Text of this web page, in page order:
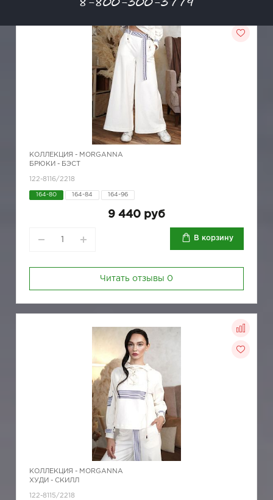
КОЛЛЕКЦИЯ - MORGANNA
БРЮКИ - БЭСТ
122-8116/2218
164-80 164-84 164-96
9 440 руб
В корзину
Читать отзывы 0
КОЛЛЕКЦИЯ - MORGANNA
ХУДИ - СКИЛЛ
122-8115/2218